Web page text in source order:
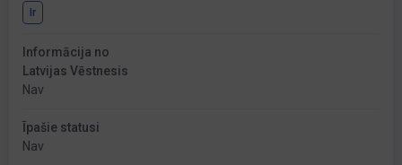
Ir
Informācija no
Latvijas Vēstnesis
Nav
Īpašie statusi
Nav